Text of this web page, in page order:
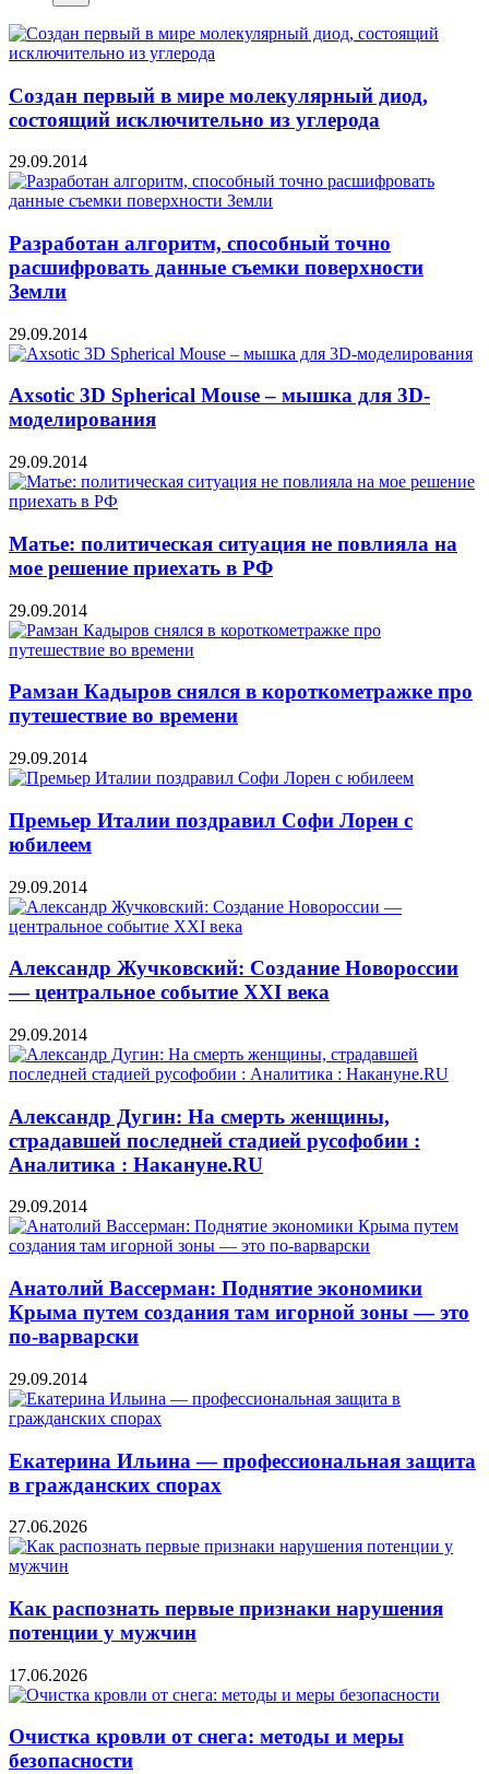
Создан первый в мире молекулярный диод,
состоящий исключительно из углерода
29.09.2014
Разработан алгоритм, способный точно
расшифровать данные съемки поверхности
Земли
29.09.2014
Axsotic 3D Spherical Mouse – мышка для 3D-
моделирования
29.09.2014
Матье: политическая ситуация не повлияла на
мое решение приехать в РФ
29.09.2014
Рамзан Кадыров снялся в короткометражке про
путешествие во времени
29.09.2014
Премьер Италии поздравил Софи Лорен с
юбилеем
29.09.2014
Александр Жучковский: Создание Новороссии
— центральное событие XXI века
29.09.2014
Александр Дугин: На смерть женщины,
страдавшей последней стадией русофобии :
Аналитика : Накануне.RU
29.09.2014
Анатолий Вассерман: Поднятие экономики
Крыма путем создания там игорной зоны — это
по-варварски
29.09.2014
Екатерина Ильина — профессиональная защита
в гражданских спорах
27.06.2026
Как распознать первые признаки нарушения
потенции у мужчин
17.06.2026
Очистка кровли от снега: методы и меры
безопасности